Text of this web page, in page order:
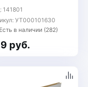
141801
УТ000101630
Есть в наличии (282)
руб.